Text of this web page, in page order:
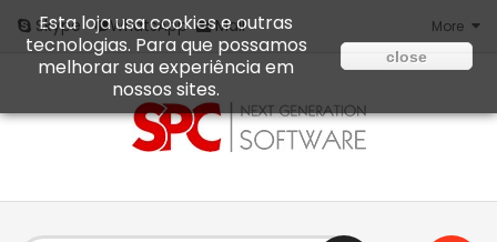
Skype WhatsApp Mail More
Esta loja usa cookies e outras
tecnologias. Para que possamos
melhorar sua experiência em
nossos sites.
close